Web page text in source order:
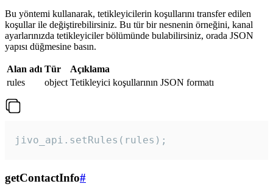
Bu yöntemi kullanarak, tetikleyicilerin koşullarını transfer edilen
koşullar ile değiştirebilirsiniz. Bu tür bir nesnenin örneğini, kanal
ayarlarınızda tetikleyiciler bölümünde bulabilirsiniz, orada JSON
yapısı düğmesine basın.
Alan adı Tür
Açıklama
rules
object Tetikleyici koşullarının JSON formatı
jivo_api.setRules(rules);
getContactInfo#